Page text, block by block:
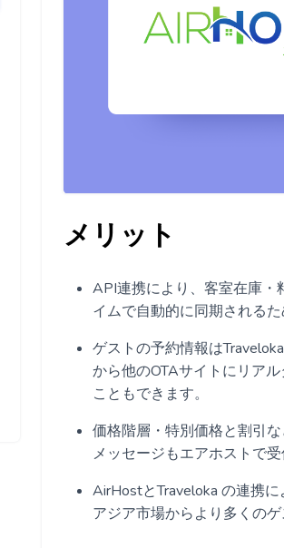
メリット
API連携により、客室在庫・
イムで自動的に同期される
ゲストの予約情報は
から他のOTAサイトにリア
こともできます。
価格階層・特別価格と割引
メッセージもエアホストで
AirHostとTraveloka の連携
アジア市場からより多くの